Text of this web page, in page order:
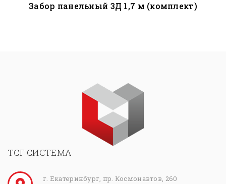
Забор панельный 3Д 1,7 м (комплект)
ТСГ СИСТЕМА
г. Екатеринбург, пр. Космонавтов, 260